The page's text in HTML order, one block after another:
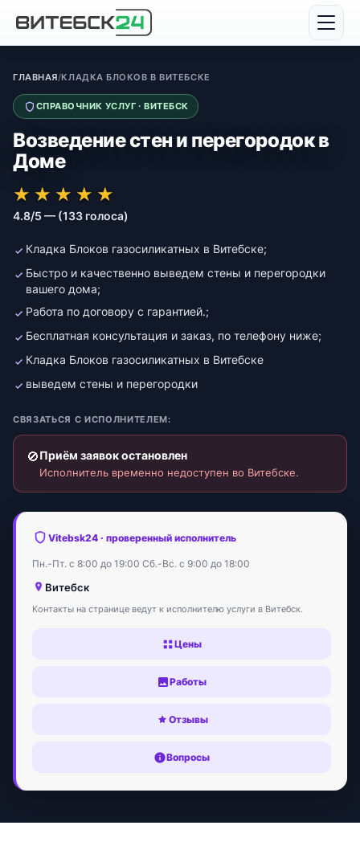
ГЛАВНАЯ/КЛАДКА БЛОКОВ В ВИТЕБСКЕ
СПРАВОЧНИК УСЛУГ · ВИТЕБСК
Возведение стен и перегородок в
Доме
★★★★★
★★★★★
★ ★ ★ ★ ★
4.8/5 — (133 голоса)
Кладка Блоков газосиликатных в Витебске;
Быстро и качественно выведем стены и перегородки
вашего дома;
Работа по договору с гарантией.;
Бесплатная консультация и заказ, по телефону ниже;
Кладка Блоков газосиликатных в Витебске
выведем стены и перегородки
СВЯЗАТЬСЯ С ИСПОЛНИТЕЛЕМ:
🚫Приём заявок остановлен
Исполнитель временно недоступен во Витебске.
Vitebsk24 · проверенный исполнитель
Пн.-Пт. с 8:00 до 19:00 Сб.-Вс. с 9:00 до 18:00
Витебск
Контакты на странице ведут к исполнителю услуги в Витебск.
Цены
Работы
Отзывы
Вопросы